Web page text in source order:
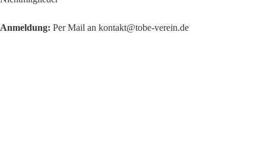
Anmeldung: Per Mail an kontakt@tobe-verein.de